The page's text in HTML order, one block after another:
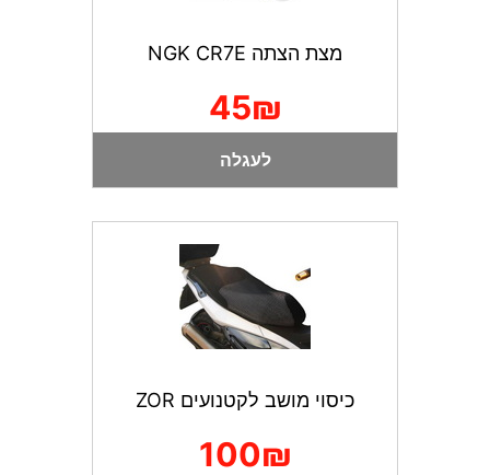
מצת הצתה NGK CR7E
45₪
לעגלה
כיסוי מושב לקטנועים ZOR
100₪